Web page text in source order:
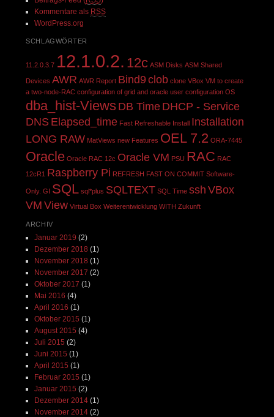
Kommentare als RSS
WordPress.org
SCHLAGWÖRTER
11.2.0.3.7 12.1.0.2. 12c ASM Disks ASM Shared
Devices AWR AWR Report Bind9clob clone VBox VM to create
a two-node-RAC configuration of grid and oracle user configuration OS
dba_hist-Views DB Time DHCP - Service
DNS Elapsed_time Fast Refreshable Install Installation
LONG RAW MatViews new Features OEL 7.2 ORA-7445
Oracle Oracle RAC 12c Oracle VM PSU RAC RAC
12cR1 Raspberry Pi REFRESH FAST ON COMMIT Software-
Only. GI SQL sql*plus SQLTEXT SQL Time ssh VBox
VM View Virtual Box Weiterentwicklung WITH Zukunft
ARCHIV
Januar 2019 (2)
Dezember 2018 (1)
November 2018 (1)
November 2017 (2)
Oktober 2017 (1)
Mai 2016 (4)
April 2016 (1)
Oktober 2015 (1)
August 2015 (4)
Juli 2015 (2)
Juni 2015 (1)
April 2015 (1)
Februar 2015 (1)
Januar 2015 (2)
Dezember 2014(1)
November 2014(2)